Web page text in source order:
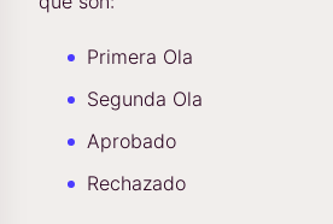
Primera Ola
Segunda Ola
Aprobado
Rechazado